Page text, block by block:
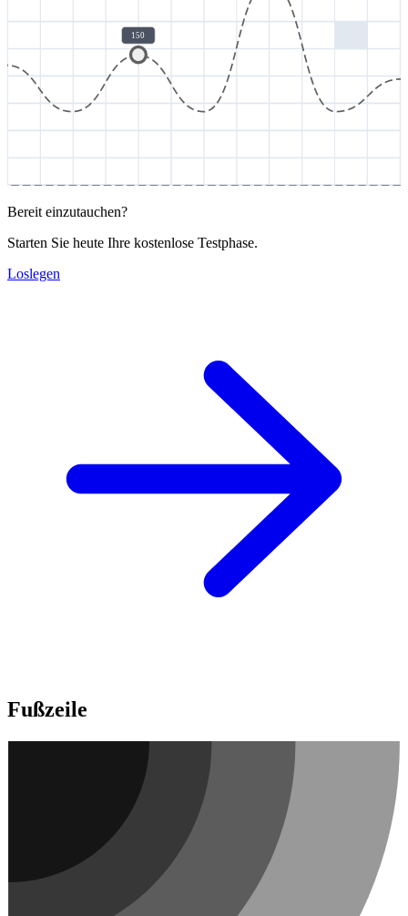
150
Bereit einzutauchen?
Starten Sie heute Ihre kostenlose Testphase.
Loslegen
Fußzeile